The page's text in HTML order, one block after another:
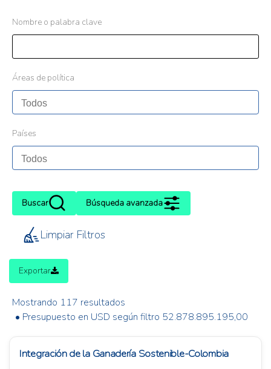
Nombre o palabra clave
Áreas de política
Países
Buscar Búsqueda avanzada
Limpiar Filtros
Exportar
Mostrando 117 resultados
• Presupuesto en USD según filtro 52.878.895.195,00
Integración de la Ganadería Sostenible-Colombia